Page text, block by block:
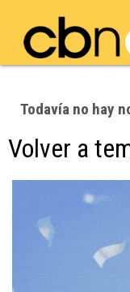
Todavía no hay
Volver a